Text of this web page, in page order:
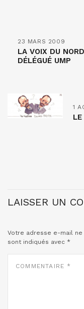
23 MARS 2009
LA VOIX DU
DÉLÉGUÉ UMP
1
LAISSER UN
Votre adresse e-mail
sont indiqués avec *